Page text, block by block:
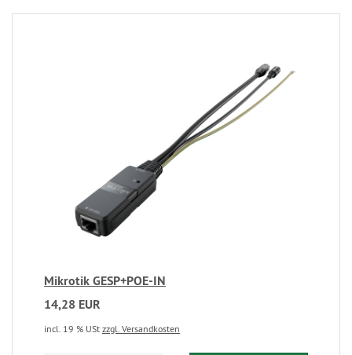
Mikrotik GESP+POE-IN
14,28 EUR
incl. 19 % USt zzgl. Versandkosten